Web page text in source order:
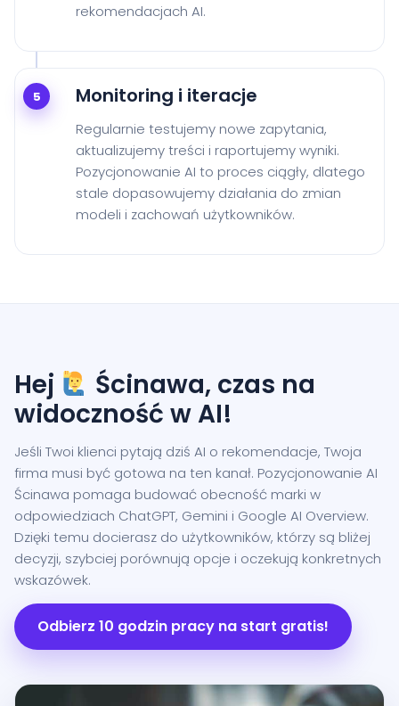
rekomendacjach AI.
5 Monitoring i iteracje
Regularnie testujemy nowe zapytania,
aktualizujemy treści i raportujemy wyniki.
Pozycjonowanie AI to proces ciągły, dlatego
stale dopasowujemy działania do zmian
modeli i zachowań użytkowników.
Hej
Ścinawa, czas na
widoczność w AI!
Jeśli Twoi klienci pytają dziś AI o rekomendacje, Twoja
firma musi być gotowa na ten kanał. Pozycjonowanie AI
Ścinawa pomaga budować obecność marki w
odpowiedziach ChatGPT, Gemini i Google AI Overview.
Dzięki temu docierasz do użytkowników, którzy są bliżej
decyzji, szybciej porównują opcje i oczekują konkretnych
wskazówek.
Odbierz 10 godzin pracy na start gratis!